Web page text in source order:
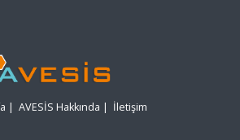
| AVESİS Hakkında | İletişim